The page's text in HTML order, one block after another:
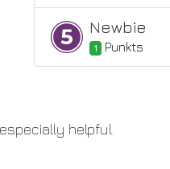
Newbie
1 Punkts
helpful.